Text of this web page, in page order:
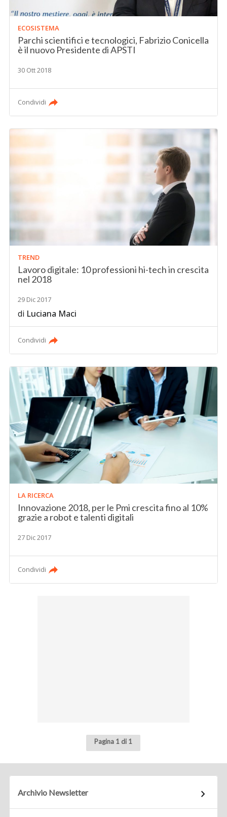
ECOSISTEMA
Parchi scientifici e tecnologici, Fabrizio Conicella
è il nuovo Presidente di APSTI
30 Ott 2018
Condividi
TREND
Lavoro digitale: 10 professioni hi-tech in crescita
nel 2018
29 Dic 2017
di Luciana Maci
Condividi
LA RICERCA
Innovazione 2018, per le Pmi crescita fino al 10%
grazie a robot e talenti digitali
27 Dic 2017
Condividi
Pagina 1 di 1
Archivio Newsletter